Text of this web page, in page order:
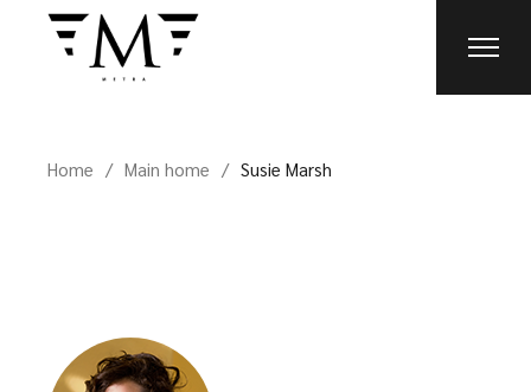
Home Main home Susie Marsh